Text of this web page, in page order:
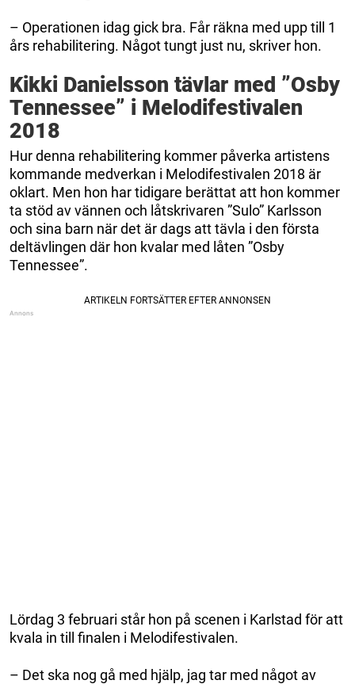
– Operationen idag gick bra. Får räkna med upp till 1
års rehabilitering. Något tungt just nu, skriver hon.
Kikki Danielsson tävlar med ”Osby
Tennessee” i Melodifestivalen
2018
Hur denna rehabilitering kommer påverka artistens
kommande medverkan i Melodifestivalen 2018 är
oklart. Men hon har tidigare berättat att hon kommer
ta stöd av vännen och låtskrivaren ”Sulo” Karlsson
och sina barn när det är dags att tävla i den första
deltävlingen där hon kvalar med låten ”Osby
Tennessee”.
Lördag 3 februari står hon på scenen i Karlstad för att
kvala in till finalen i Melodifestivalen.
– Det ska nog gå med hjälp, jag tar med något av